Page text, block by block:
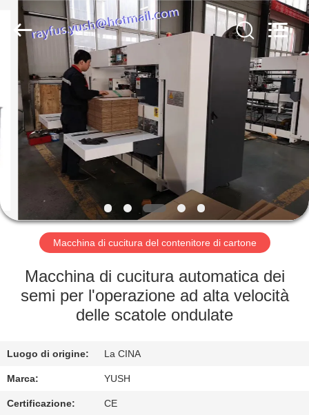
CASA
PRODOTTI
CIRCA
GIRO
DELLA
FABBRICA
CONTROLLO
QUALITÀ
CONTATTICI
contenitore
cartone
fornitore.
Copyright
cartonboxmanufacturingmachine.com.
Rights
Reserved.
Macchina di cucitura del contenitore di cartone
Macchina di cucitura automatica dei
semi per l'operazione ad alta velocità
delle scatole ondulate
Luogo di origine: La CINA
Marca: YUSH
Certificazione: CE